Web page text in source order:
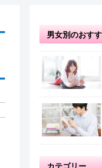
男女別のおす